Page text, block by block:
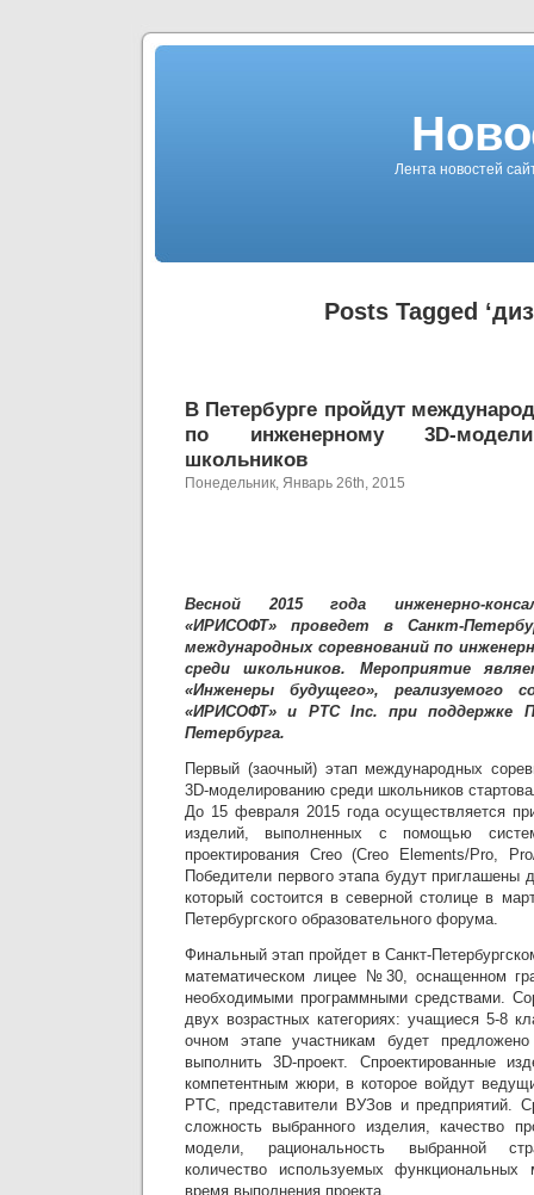
Лента новостей
Posts Tagged
В Петербурге пройдут
по инженерному 3D-
школьников
Понедельник, Январь 26th, 2015
Весной 2015 года инженерно-
«ИРИСОФТ» проведет в Санкт-
международных соревнований по
среди школьников. Мероприятие
«Инженеры будущего», реализуемого
«ИРИСОФТ» и PTC Inc. при поддержке
Петербурга.
Первый (заочный) этап международных
3D-моделированию среди школьников
До 15 февраля 2015 года осуществляется
изделий, выполненных с помощью
проектирования Creo (Creo Elements/Pro,
Победители первого этапа будут приглашены
который состоится в северной столице в
Петербургского образовательного форума.
Финальный этап пройдет в Санкт-
математическом лицее №30, оснащенном
необходимыми программными средствами.
двух возрастных категориях: учащиеся 5-8
очном этапе участникам будет
выполнить 3D-проект. Спроектированные
компетентным жюри, в которое войдут
PTC, представители ВУЗов и предприятий.
сложность выбранного изделия, качество
модели, рациональность выбранной
количество используемых
время выполнения проекта.